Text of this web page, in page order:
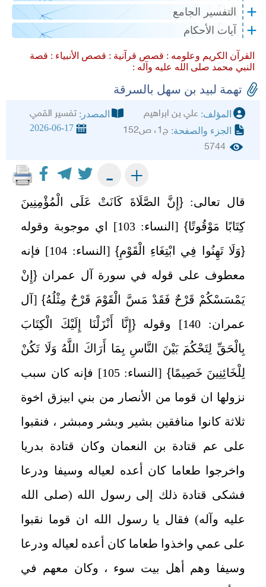
التفسير الجامع
آيات الأحكام
القرآن الكريم وعلومه : قصص قرآنية : قصص الأنبياء : قصة
النبي محمد صلى الله عليه وآله :
تهمة لبيد بن سهل بالسرقة
المؤلف: علي بن ابراهيم المصدر: تفسير القمي
الجزء والصفحة: ج1، ص152 2026-06-17
5744
+
-
قال تعالى:{ إِنَّ الصَّلَاةَ كَانَتْ عَلَى الْمُؤْمِنِينَ
كِتَابًا مَوْقُوتًا} [النساء: 103] اي موجوبة وقوله
{وَلَا تَهِنُوا فِي ابْتِغَاءِ الْقَوْمِ}
[النساء: 104] فإنه
معطوف على قوله في سورة آل عمران { إِنْ
يَمْسَسْكُمْ قَرْحٌ فَقَدْ مَسَّ الْقَوْمَ قَرْحٌ مِثْلُهُ}[آل
عمران: 140] وقوله
{ إِنَّا أَنْزَلْنَا إِلَيْكَ الْكِتَابَ
بِالْحَقِّ لِتَحْكُمَ بَيْنَ النَّاسِ بِمَا أَرَاكَ اللَّهُ وَلَا تَكُنْ
لِلْخَائِنِينَ خَصِيمًا}
[النساء: 105] فإنه كان سبب
نزولها ان قوما من الأنصار من بني ابيزق اخوة
ثلاثة كانوا منافقين بشير وبشر ومبشر ، فنقبوا
على عم قتادة بن النعمان وكان قتادة بدريا
واخرجوا طعاما كان أعده لعياله وسيفا ودرعا
فشكى قتادة ذلك إلى رسول الله (صلى الله
عليه وآله) فقال يا رسول الله ان قوما نقبوا
على عمي واخذوا طعاما كان أعده لعياله ودرعا
وسيفا وهم أهل بيت سوء ، وكان معهم في